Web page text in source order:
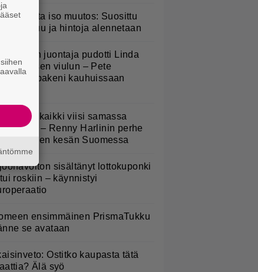
iso muutos: Suosittu
poistuu ja hintoja alennetaan
ohjelman juontaja pudotti Linda
viulun – Pete
pakeni kauhuissaan
kaikki viisi samassa
– Renny Harlinin perhe
unelmien kesän Suomessa
sisältänyt lottokuponki
roskiin – käynnistyi
ensimmäinen PrismaTukku
se avataan
Ostitko kaupasta tätä
Älä syö